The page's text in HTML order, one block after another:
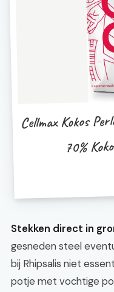
Cellmax Kokos
70%
Stekken direct in
gesneden steel
bij Rhipsalis niet
potje met vochtige